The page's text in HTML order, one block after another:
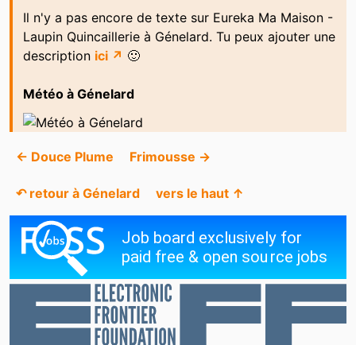
Il n'y a pas encore de texte sur Eureka Ma Maison -
Laupin Quincaillerie à Génelard. Tu peux ajouter une
description ici ↗ 🙂
Météo à Génelard
← Douce Plume Frimousse →
↶ retour à Génelard vers le haut ↑